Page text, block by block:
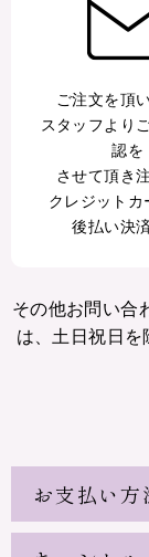
ご注文を頂
スタッフより
認を
させて頂き
クレジットカ
後払い決
その他お問い合
は、土日祝日を
お支払い方